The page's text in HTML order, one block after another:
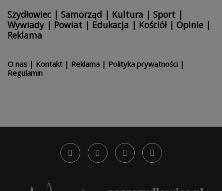
Szydłowiec | Samorząd | Kultura | Sport |
Wywiady| Powiat | Edukacja | Kościół| Opinie |
Reklama
O nas | Kontakt | Reklama | Polityka prywatności |
Regulamin